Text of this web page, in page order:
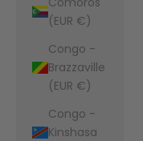
(EUR €)
Congo -
Brazzaville
(EUR €)
Congo -
Kinshasa